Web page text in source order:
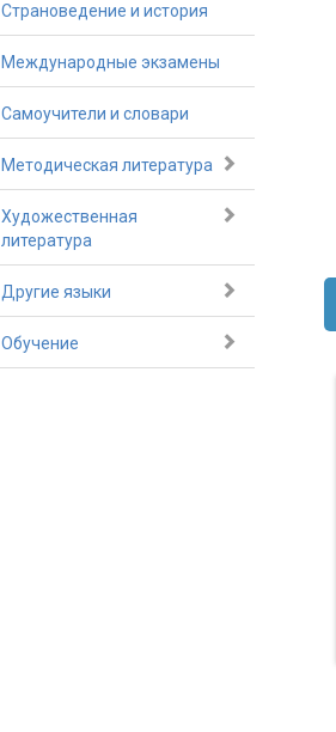
Страноведение и история
Международные экзамены
Самоучители и словари
Методическая литература
Художественная
литература
Другие языки
Обучение
-20%